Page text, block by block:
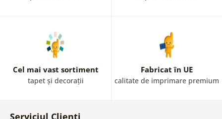
Cel mai vast sortiment
tapet și decorații
Fabricat în UE
calitate de imprimare premium
Serviciul Clienți